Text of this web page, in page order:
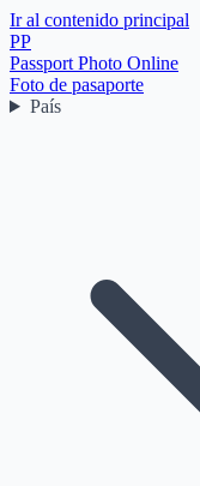
Ir al contenido principal
PP
Passport Photo Online
Foto de pasaporte
País